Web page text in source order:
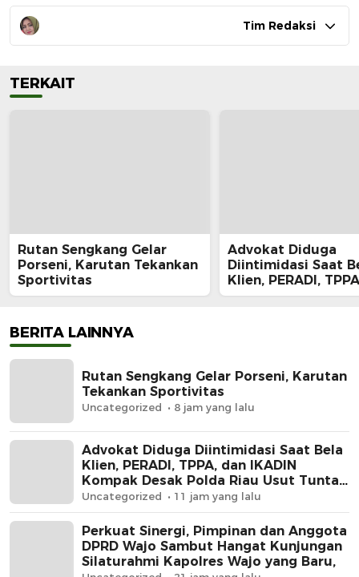
Tim Redaksi
TERKAIT
Rutan Sengkang Gelar
Porseni, Karutan Tekankan
Sportivitas
Advokat Diduga
Diintimidasi Saat
Klien, PERADI,
IKADIN Kompak
BERITA LAINNYA
Rutan Sengkang Gelar Porseni, Karutan
Tekankan Sportivitas
Uncategorized 8 jam yang lalu
Advokat Diduga Diintimidasi Saat Bela
Klien, PERADI, TPPA, dan IKADIN
Kompak Desak Polda Riau Usut Tuntas
Dugaan Premanisme
Uncategorized 11 jam yang lalu
Perkuat Sinergi, Pimpinan dan Anggota
DPRD Wajo Sambut Hangat Kunjungan
Silaturahmi Kapolres Wajo yang Baru,